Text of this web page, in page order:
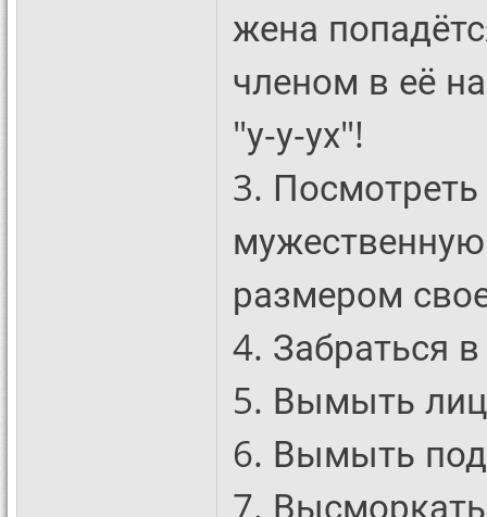
жена
членом в её
"у-у-ух"!
3.
размером
4. Забраться
5. Вымыть
6. Вымыть
7.